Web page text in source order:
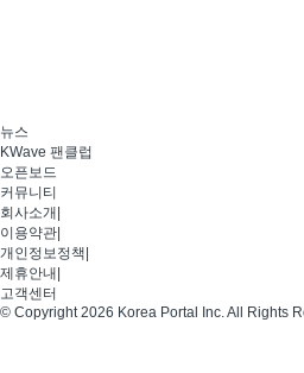
뉴스
KWave 팬클럽
오픈보드
커뮤니티
회사소개
이용약관
개인정보정책
제휴안내
고객센터
© Copyright 2026 Korea Portal Inc. All Rights